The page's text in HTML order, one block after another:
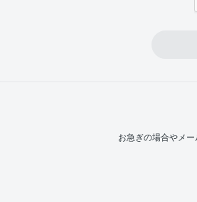
お急ぎの場合やメー